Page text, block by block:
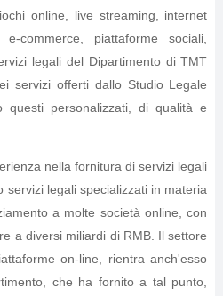
online, live streaming, internet
commerce, piattaforme sociali,
legali del Dipartimento di TMT
servizi offerti dallo Studio Legale
questi personalizzati, di qualità e
nella fornitura di servizi legali
servizi legali specializzati in materia
a molte società online, con
a diversi miliardi di RMB. Il settore
on-line, rientra anch'esso
che ha fornito a tal punto,